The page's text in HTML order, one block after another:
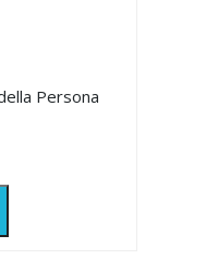
Persona